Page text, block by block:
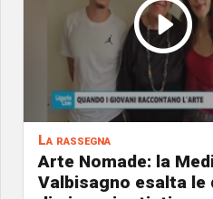
La rassegna
Arte Nomade: la
Valbisagno esalta le